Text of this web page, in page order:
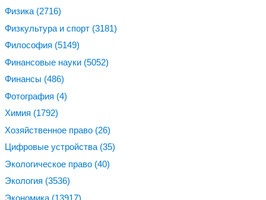
Физика (2716)
Физкультура и спорт (3181)
Философия (5149)
Финансовые науки (5052)
Финансы (486)
Фотография (4)
Химия (1792)
Хозяйственное право (26)
Цифровые устройства (35)
Экологическое право (40)
Экология (3536)
Экономика (13917)